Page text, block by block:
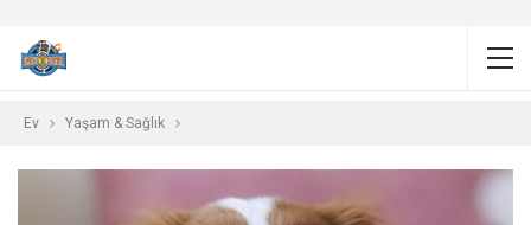
Ev Yaşam & Sağlık